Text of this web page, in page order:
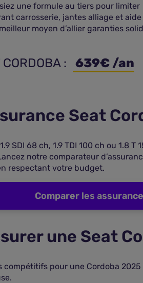
une formule au tiers pour limiter
carrosserie, jantes alliage et aide
moyen d’allier garanties
: 639€ /an
Seat
SDI 68 ch, 1.9 TDI 100 ch ou 1.8
notre comparateur
respectant votre budget.
Comparer les
une Seat
pour une Cordoba